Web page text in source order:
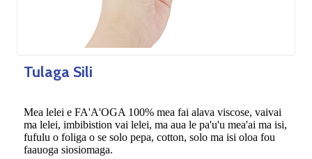
Tulaga Sili
Mea lelei e FA'A'OGA 100% mea fai alava viscose, vaivai
ma lelei, imbibistion vai lelei, ma aua le pa'u'u mea'ai ma isi,
fufulu o foliga o se solo pepa, cotton, solo ma isi oloa fou
faauoga siosiomaga.